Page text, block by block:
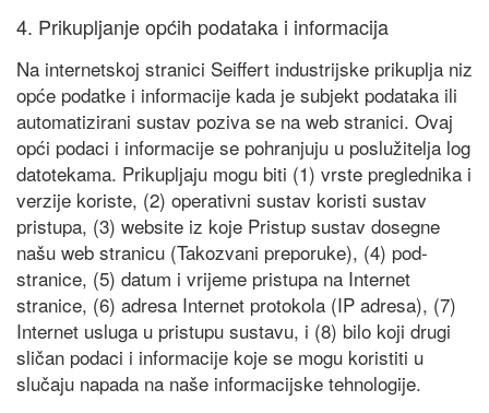
4. Prikupljanje općih podataka i informacija
Na internetskoj stranici Seiffert industrijske prikuplja niz
opće podatke i informacije kada je subjekt podataka ili
automatizirani sustav poziva se na web stranici. Ovaj
opći podaci i informacije se pohranjuju u poslužitelja log
datotekama. Prikupljaju mogu biti (1) vrste preglednika i
verzije koriste, (2) operativni sustav koristi sustav
pristupa, (3) website iz koje Pristup sustav dosegne
našu web stranicu (Takozvani preporuke), (4) pod-
stranice, (5) datum i vrijeme pristupa na Internet
stranice, (6) adresa Internet protokola (IP adresa), (7)
Internet usluga u pristupu sustavu, i (8) bilo koji drugi
sličan podaci i informacije koje se mogu koristiti u
slučaju napada na naše informacijske tehnologije.